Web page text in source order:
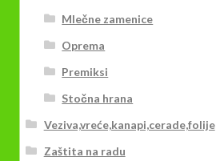
Mlečne zamenice
Oprema
Premiksi
Stočna hrana
Veziva,vreće,kanapi,cerade,folije
Zaštita na radu